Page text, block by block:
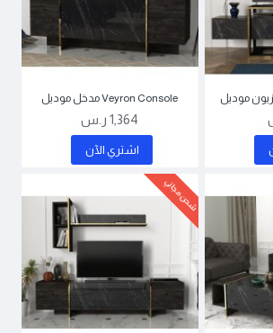
Veyron Console مدخل موديل
1,364 ر.س
اشتري اﻵن
شحن مجاني